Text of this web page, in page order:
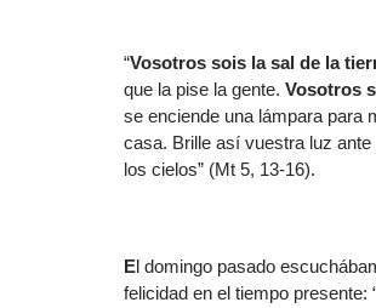
“Vosotros sois la sal de la
que la pise la gente. Vosotros
se enciende una lámpara para
casa. Brille así vuestra luz
los cielos” (Mt 5, 13-16).
El domingo pasado
felicidad en el tiempo